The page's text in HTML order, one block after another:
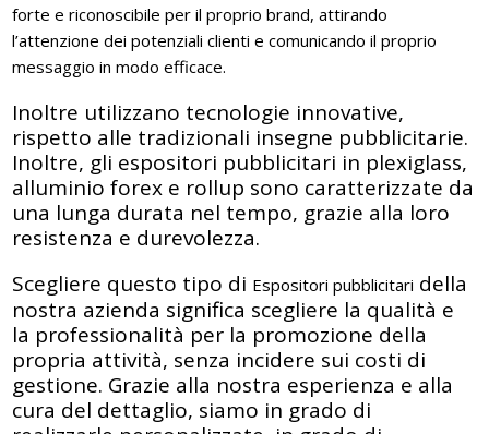
forte e riconoscibile per il proprio brand, attirando
l’attenzione dei potenziali clienti e comunicando il proprio
messaggio in modo efficace.
Inoltre utilizzano tecnologie innovative,
rispetto alle tradizionali insegne pubblicitarie.
Inoltre, gli espositori pubblicitari in plexiglass,
alluminio forex e rollup sono caratterizzate da
una lunga durata nel tempo, grazie alla loro
resistenza e durevolezza.
Scegliere questo tipo di Espositori pubblicitari della
nostra azienda significa scegliere la qualità e
la professionalità per la promozione della
propria attività, senza incidere sui costi di
gestione. Grazie alla nostra esperienza e alla
cura del dettaglio, siamo in grado di